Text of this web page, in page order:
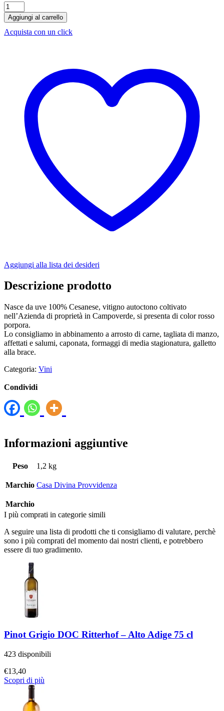
Cesanese
IGP
Casa
Divina
Aggiungi al carrello
Acquista con un click
Aggiungi alla lista dei desideri
Descrizione prodotto
Nasce da uve 100% Cesanese, vitigno autoctono coltivato
nell’Azienda di proprietà in Campoverde, si presenta di color rosso
porpora.
Lo consigliamo in abbinamento a arrosto di carne, tagliata di manzo,
affettati e salumi, caponata, formaggi di media stagionatura, galletto
alla brace.
Categoria: Vini
Condividi
Informazioni aggiuntive
Peso 1,2 kg
Marchio Casa Divina Provvidenza
Marchio
I più comprati in categorie simili
A seguire una lista di prodotti che ti consigliamo di valutare, perchè
sono i più comprati del momento dai nostri clienti, e potrebbero
essere di tuo gradimento.
Pinot Grigio DOC Ritterhof – Alto Adige 75 cl
423 disponibili
€13,40
Scopri di più